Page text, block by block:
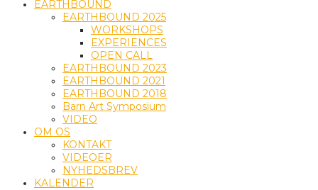
EARTHBOUND
EARTHBOUND 2025
WORKSHOPS
EXPERIENCES
OPEN CALL
EARTHBOUND 2023
EARTHBOUND 2021
EARTHBOUND 2018
Barn Art Symposium
VIDEO
OM OS
KONTAKT
VIDEOER
NYHEDSBREV
KALENDER